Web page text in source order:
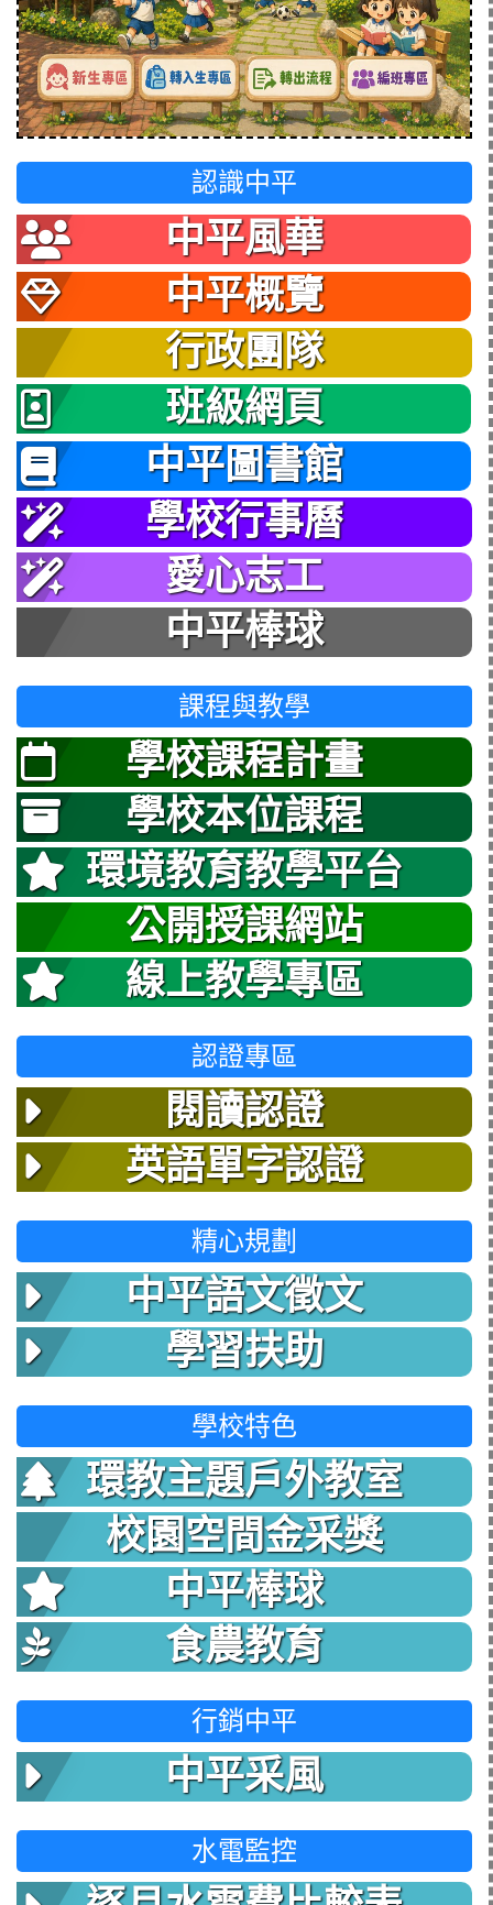
認識中平
中平風華
中平概覽
行政團隊
班級網頁
中平圖書館
學校行事曆
愛心志工
中平棒球
課程與教學
學校課程計畫
學校本位課程
環境教育教學平台
公開授課網站
線上教學專區
認證專區
閱讀認證
英語單字認證
精心規劃
中平語文徵文
學習扶助
學校特色
環教主題戶外教室
校園空間金采獎
中平棒球
食農教育
行銷中平
中平采風
水電監控